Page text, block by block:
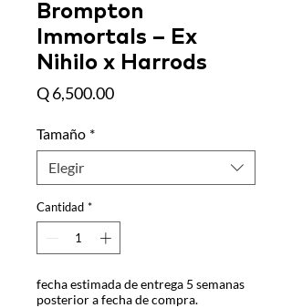
Brompton
Immortals – Ex
Nihilo x Harrods
Q 6,500.00Precio
Tamaño *
Elegir
Cantidad *
fecha estimada de entrega 5 semanas
posterior a fecha de compra.